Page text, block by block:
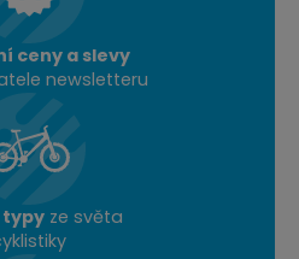
ceny a slevy
newsletteru
typyze světa